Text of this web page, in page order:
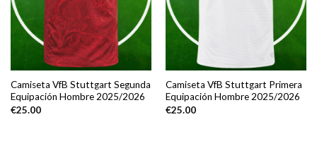
Camiseta VfB Stuttgart Segunda
Equipación Hombre 2025/2026
€25.00
Camiseta VfB Stuttgart Primera
Equipación Hombre 2025/2026
€25.00